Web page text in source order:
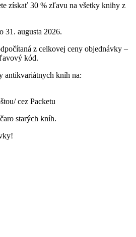
získať 30 % zľavu na všetky knihy z
31. augusta 2026.
z celkovej ceny objednávky –
kód.
antikvariátnych kníh na:
cez Packetu
starých kníh.